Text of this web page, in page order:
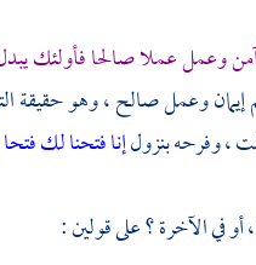
وعمل عملا صالحا فأولئك
إيمان وعمل صالح ، وهو حقيقة
، وفرحه بنزولإنا فتحنا لك فتحا
أو في الآخرة ؟ على قولين :